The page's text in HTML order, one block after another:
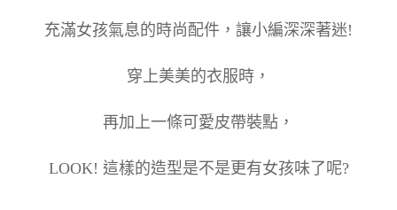
充滿女孩氣息的時尚配件，讓小編深深著迷!
穿上美美的衣服時，
再加上一條可愛皮帶裝點，
LOOK! 這樣的造型是不是更有女孩味了呢?